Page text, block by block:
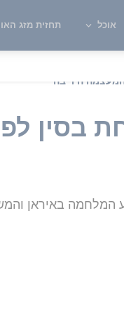
אוכל תחזית מזג
היריבה
בסין
המלחמה באיראן